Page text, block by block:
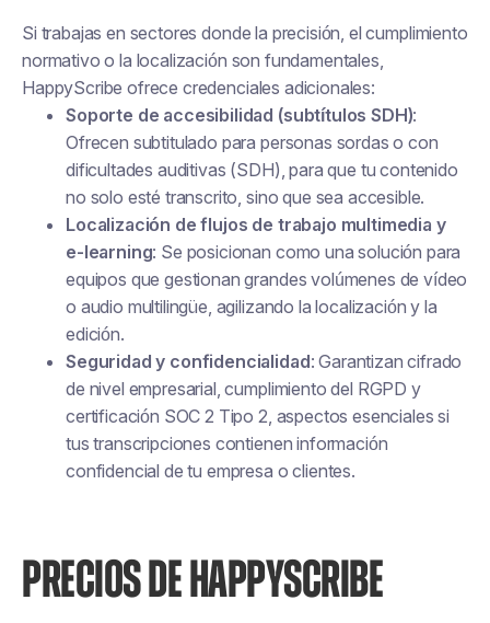
Si trabajas en sectores donde la precisión, el cumplimiento
normativo o la localización son fundamentales,
HappyScribe ofrece credenciales adicionales:
Soporte de accesibilidad (subtítulos SDH):
Ofrecen subtitulado para personas sordas o con
dificultades auditivas (SDH), para que tu contenido
no solo esté transcrito, sino que sea accesible.
Localización de flujos de trabajo multimedia y
e-learning: Se posicionan como una solución para
equipos que gestionan grandes volúmenes de vídeo
o audio multilingüe, agilizando la localización y la
edición.
Seguridad y confidencialidad: Garantizan cifrado
de nivel empresarial, cumplimiento del RGPD y
certificación SOC 2 Tipo 2, aspectos esenciales si
tus transcripciones contienen información
confidencial de tu empresa o clientes.
PRECIOS DE HAPPYSCRIBE